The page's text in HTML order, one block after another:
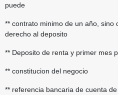
puede
** contrato minimo de un año, sino
derecho al deposito
** Deposito de renta y primer mes
** constitucion del negocio
** referencia bancaria de cuenta